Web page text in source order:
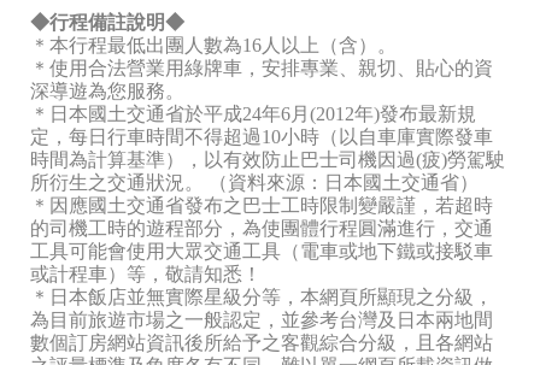
◆行程備註說明◆
＊本行程最低出團人數為16人以上（含）。
＊使用合法營業用綠牌車，安排專業、親切、貼心的資
深導遊為您服務。
＊日本國土交通省於平成24年6月(2012年)發布最新規
定，每日行車時間不得超過10小時（以自車庫實際發車
時間為計算基準），以有效防止巴士司機因過(疲)勞駕駛
所衍生之交通狀況。 （資料來源：日本國土交通省）
＊因應國土交通省發布之巴士工時限制變嚴謹，若超時
的司機工時的遊程部分，為使團體行程圓滿進行，交通
工具可能會使用大眾交通工具（電車或地下鐵或接駁車
或計程車）等，敬請知悉！
＊日本飯店並無實際星級分等，本網頁所顯現之分級，
為目前旅遊市場之一般認定，並參考台灣及日本兩地間
數個訂房網站資訊後所給予之客觀綜合分級，且各網站